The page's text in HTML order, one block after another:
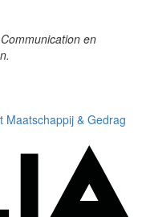
en
Maatschappij & Gedrag